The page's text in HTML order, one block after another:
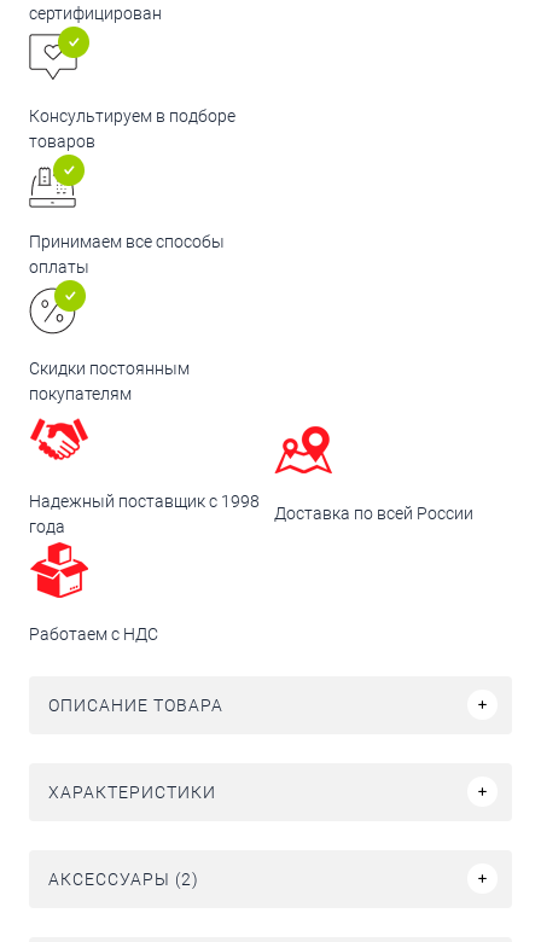
сертифицирован
Консультируем в подборе
товаров
Принимаем все способы
оплаты
Скидки постоянным
покупателям
Надежный поставщик с 1998
года
Доставка по всей России
Работаем с НДС
ОПИСАНИЕ ТОВАРА
ХАРАКТЕРИСТИКИ
АКСЕССУАРЫ (2)